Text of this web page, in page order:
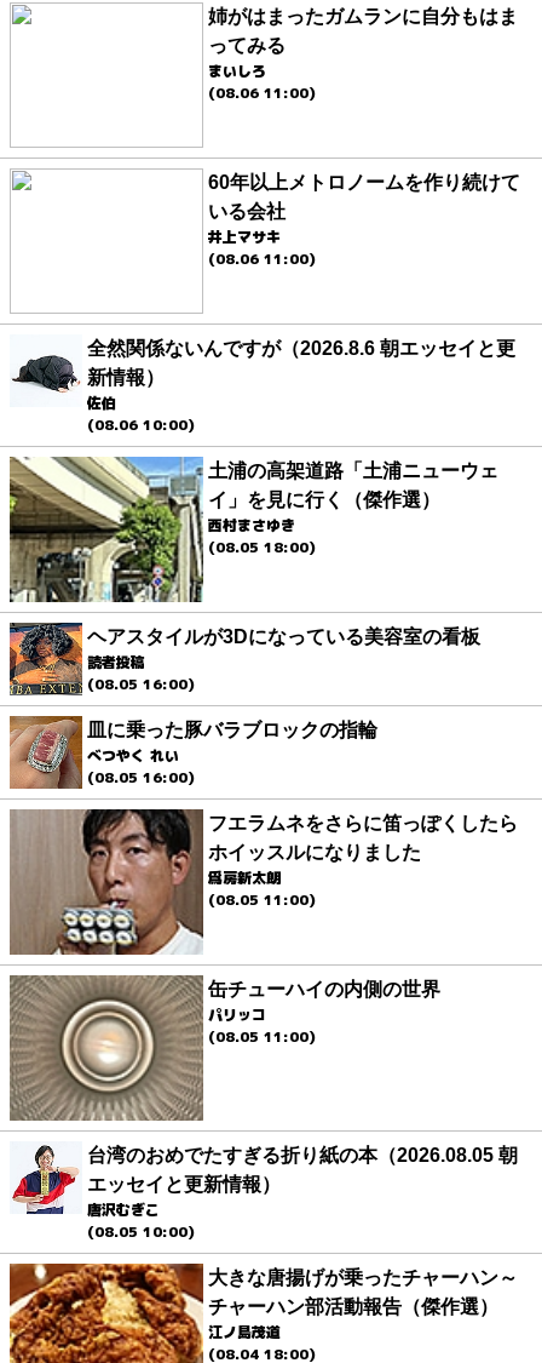
姉がはまったガムランに自分もはま
ってみる
まいしろ
(08.06 11:00)
60年以上メトロノームを作り続けて
いる会社
井上マサキ
(08.06 11:00)
全然関係ないんですが（2026.8.6 朝エッセイと更
新情報）
佐伯
(08.06 10:00)
土浦の高架道路「土浦ニューウェ
イ」を見に行く（傑作選）
西村まさゆき
(08.05 18:00)
ヘアスタイルが3Dになっている美容室の看板
読者投稿
(08.05 16:00)
皿に乗った豚バラブロックの指輪
べつやく れい
(08.05 16:00)
フエラムネをさらに笛っぽくしたら
ホイッスルになりました
爲房新太朗
(08.05 11:00)
缶チューハイの内側の世界
パリッコ
(08.05 11:00)
台湾のおめでたすぎる折り紙の本（2026.08.05 朝
エッセイと更新情報）
唐沢むぎこ
(08.05 10:00)
大きな唐揚げが乗ったチャーハン～
チャーハン部活動報告（傑作選）
江ノ島茂道
(08.04 18:00)